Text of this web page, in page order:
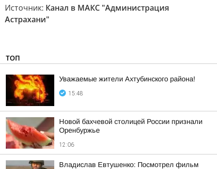
Источник: Канал в МАКС "Администрация
Астрахани"
ТОП
Уважаемые жители Ахтубинского района!
15:48
Новой бахчевой столицей России признали
Оренбуржье
12:06
Владислав Евтушенко: Посмотрел фильм